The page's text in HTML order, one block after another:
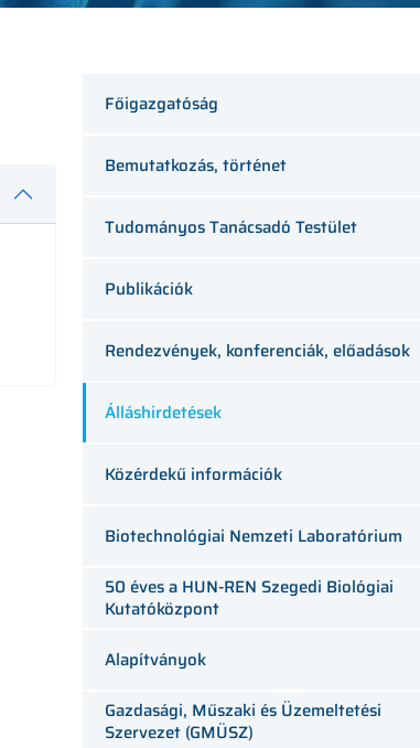
Főigazgatóság
Bemutatkozás, történet
Tudományos Tanácsadó Testület
Publikációk
Rendezvények, konferenciák, előadások
Álláshirdetések
Közérdekű információk
Biotechnológiai Nemzeti Laboratórium
50 éves a HUN-REN Szegedi Biológiai
Kutatóközpont
Alapítványok
Gazdasági, Műszaki és Üzemeltetési
Szervezet (GMÜSZ)